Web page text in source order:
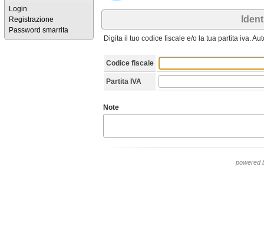
Login
Registrazione
Password smarrita
Digita il tuo codice fiscale e/o la tua partita iva.
Codice fiscale
Partita IVA
Note
powered